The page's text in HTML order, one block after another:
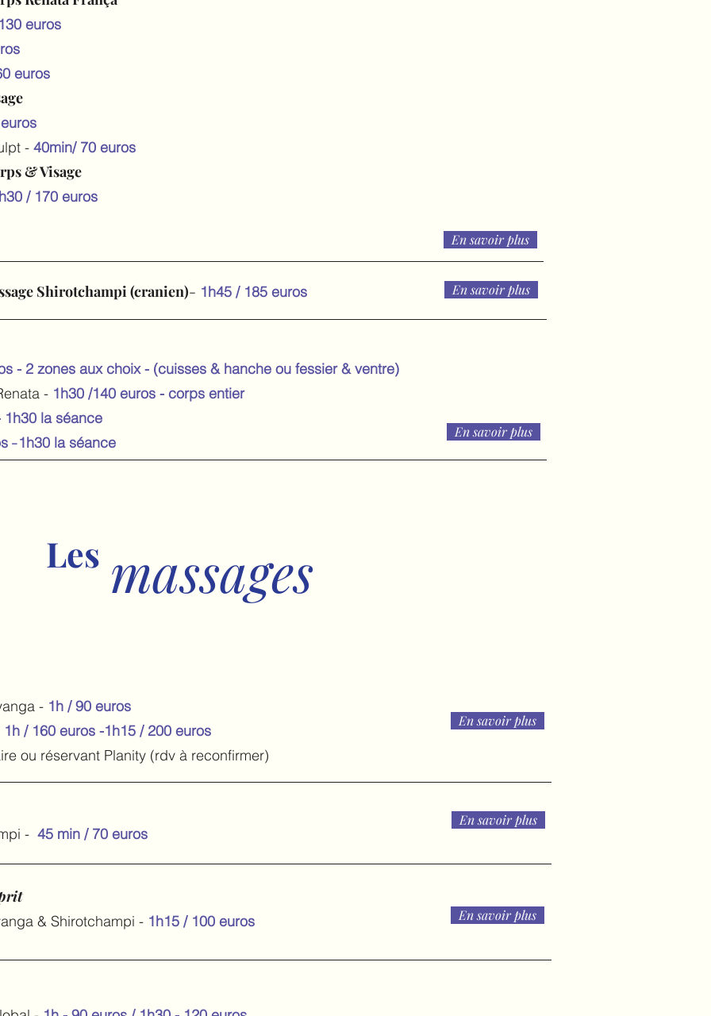
euros
euros
- 40min/70 euros
& Visage
/ 170 euros
En savoir plus
En savoir plus
Shirotchampi (cranien)- 1h45 / 185 euros
- 2 zones aux choix - (cuisses & hanche ou fessier & ventre)
- 1h30 /140 euros - corps entier
1h30 la séance
-1h30 la séance
En savoir plus
Les massages
- 45 min / 70 euros
En savoir plus
En savoir plus
- 1h / 90 euros
1h / 160 euros -1h15 / 200 euros
ou réservant Planity (rdv à reconfirmer)
& Shirotchampi - 1h15 / 100 euros En savoir plus